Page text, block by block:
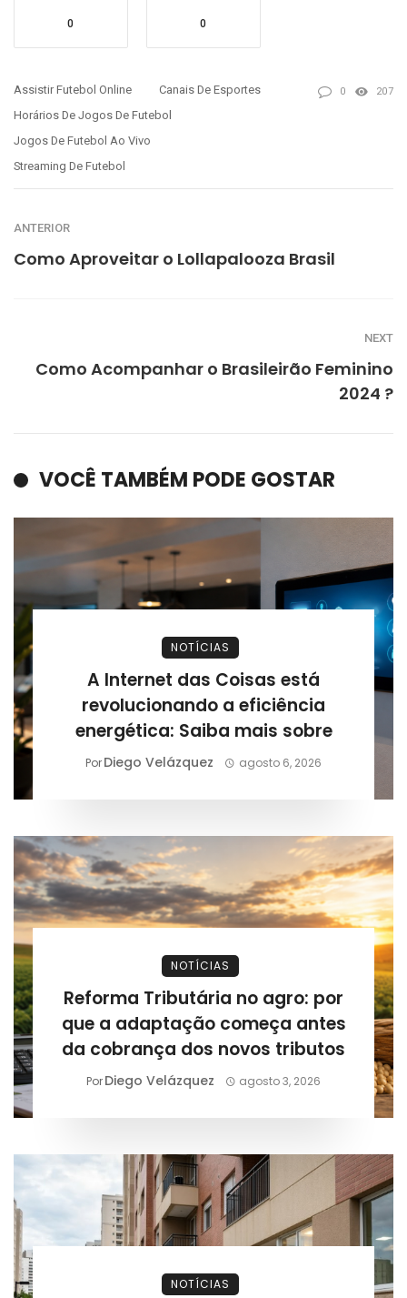
0 0
Assistir Futebol Online
Canais De Esportes
Horários De Jogos De Futebol
Jogos De Futebol Ao Vivo
Streaming De Futebol
0 207
ANTERIOR
Como Aproveitar o Lollapalooza Brasil
NEXT
Como Acompanhar o Brasileirão Feminino
2024 ?
VOCÊ TAMBÉM PODE GOSTAR
NOTÍCIAS
A Internet das Coisas está
revolucionando a eficiência
energética: Saiba mais sobre
PorDiego Velázquez agosto 6, 2026
NOTÍCIAS
Reforma Tributária no agro: por
que a adaptação começa antes
da cobrança dos novos tributos
PorDiego Velázquez agosto 3, 2026
NOTÍCIAS